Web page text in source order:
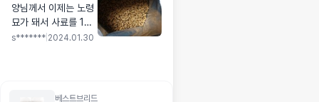
양님께서 이제는 노령
묘가 돼서 사료를 1번
바꿔봤어요 그후 계속
s******* 2024.01.30
베스트브리드